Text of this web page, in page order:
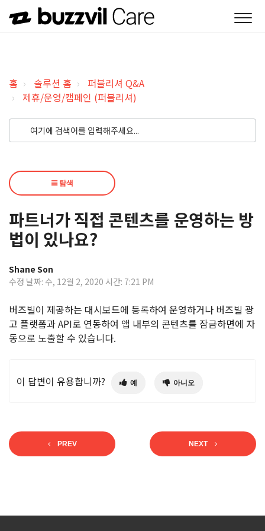
홈 솔루션 홈
퍼블리셔 Q&A
제휴/운영/캠페인 (퍼블리셔)
탐색
파트너가 직접 콘텐츠를 운영하는 방
법이 있나요?
Shane Son
수정 날짜: 수, 12월 2, 2020 시간: 7:21 PM
버즈빌이 제공하는 대시보드에 등록하여 운영하거나 버즈빌 광
고 플랫폼과 API로 연동하여 앱 내부의 콘텐츠를 잠금하면에 자
동으로 노출할 수 있습니다.
이 답변이 유용합니까? 예 아니오
PREV NEXT